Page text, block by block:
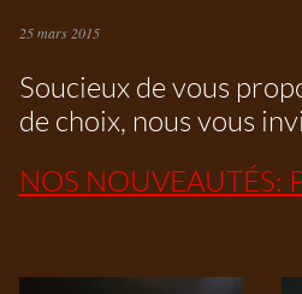
25 mars 2015
Soucieux de vous
de choix, nous vous
NOS NOUVEAUTÉS :